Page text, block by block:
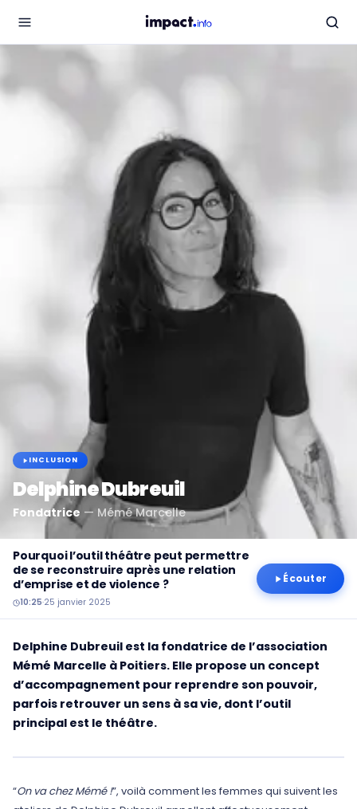
INCLUSION
Delphine Dubreuil
Fondatrice — Mémé Marcelle
Pourquoi l’outil théâtre peut permettre
de se reconstruire après une relation
d’emprise et de violence ?
10:25·25 janvier 2025
Écouter
Delphine Dubreuil est la fondatrice de l’association
Mémé Marcelle à Poitiers. Elle propose un concept
d’accompagnement pour reprendre son pouvoir,
parfois retrouver un sens à sa vie, dont l’outil
principal est le théâtre.
“On va chez Mémé !”, voilà comment les femmes qui suivent les